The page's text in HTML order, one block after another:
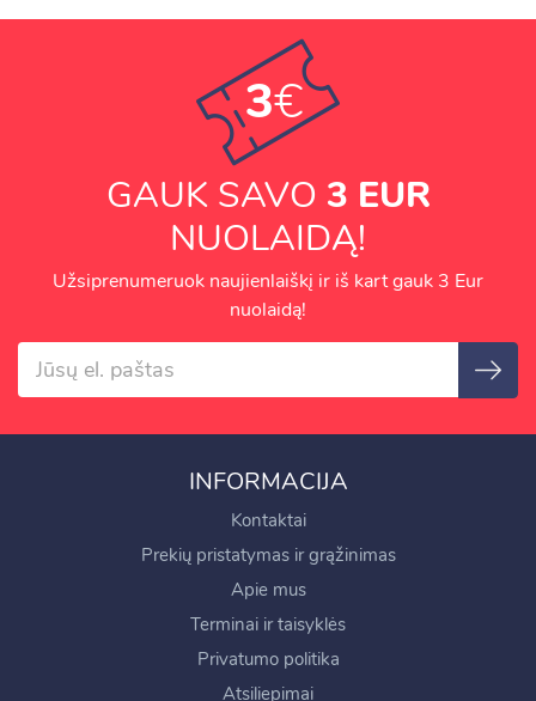
3€
GAUK SAVO 3 EUR
NUOLAIDĄ!
Užsiprenumeruok naujienlaiškį ir iš kart gauk 3 Eur
nuolaidą!
INFORMACIJA
Kontaktai
Prekių pristatymas ir grąžinimas
Apie mus
Terminai ir taisyklės
Privatumo politika
Atsiliepimai